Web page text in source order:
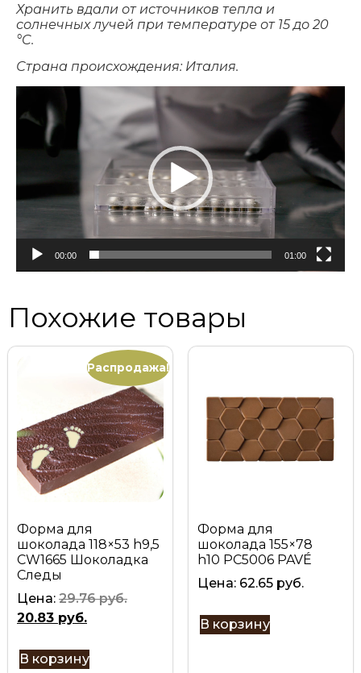
Хранить вдали от источников тепла и
солнечных лучей при температуре от 15 до 20
°C.
Страна происхождения: Италия.
Видеоплеер
00:00 01:00
Похожие товары
Распродажа!
Форма для
шоколада 118×53 h9,5
CW1665 Шоколадка
Следы
Цена: 29.76руб.
20.83 руб.
В корзину
Форма для
шоколада 155×78
h10 PC5006 PAVÉ
Цена: 62.65 руб.
В корзину